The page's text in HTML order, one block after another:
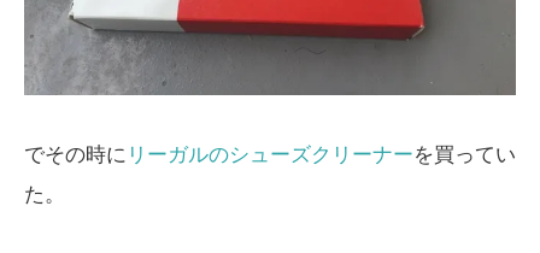
でその時に リーガルのシューズクリーナーを買ってい
た。